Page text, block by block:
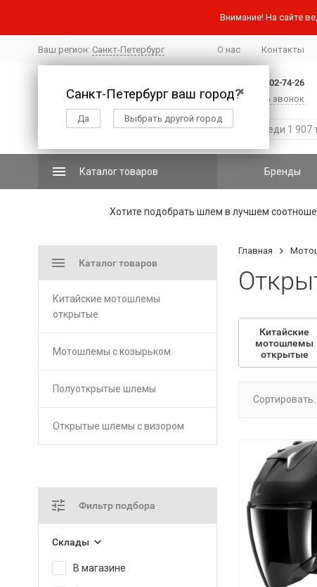
Внимание! На сайте
Ваш регион: Санкт-Петербург
✖
Санкт-Петербург ваш город?
Да Выбрать другой город
О нас Контакты
+7 (812) 502-74-26
Заказать звонок
Каталог товаров Бренды
Хотите подобрать шлем в лучшем
Главная
Китайские
мотошлемы
открытые
Сортировать:
Каталог товаров
Китайские мотошлемы
открытые
Мотошлемы с козырьком
Полуоткрытые шлемы
Открытые шлемы с визором
Фильтр подбора
Склады
В магазине